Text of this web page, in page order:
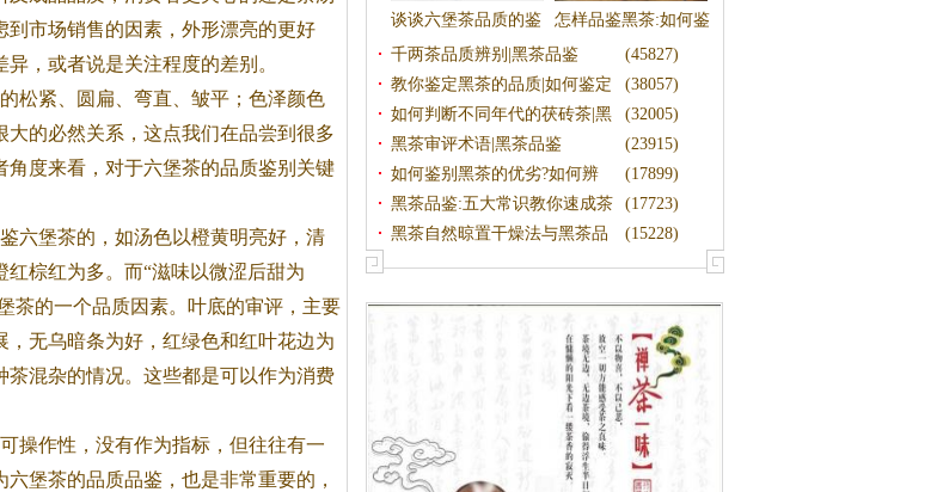
市场销售的因素，外形漂亮的更好
，或者说是关注程度的差别。
松紧、圆扁、弯直、皱平；色泽颜色
的必然关系，这点我们在品尝到很多
角度来看，对于六堡茶的品质鉴别关键
六堡茶的，如汤色以橙黄明亮好，清
棕红为多。而“滋味以微涩后甜为
茶的一个品质因素。叶底的审评，主要
无乌暗条为好，红绿色和红叶花边为
茶混杂的情况。这些都是可以作为消费
操作性，没有作为指标，但往往有一
六堡茶的品质品鉴，也是非常重要的，
谈谈六堡茶品质的鉴
别/彭庆中
怎样品鉴黑茶:如何鉴
别黑茶品质(45827)
千两茶品质辨别|黑茶品鉴
(38057)
教你鉴定黑茶的品质|如何鉴定
黑茶
(32005)
如何判断不同年代的茯砖茶|黑
茶品
(23915)
黑茶审评术语|黑茶品鉴
(17899)
如何鉴别黑茶的优劣?如何辨
别黑茶
(17723)
黑茶品鉴:五大常识教你速成茶
行家
(15228)
黑茶自然晾置干燥法与黑茶品
质形成